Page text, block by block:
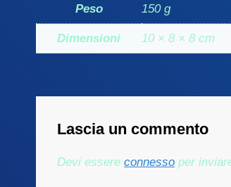
Peso 150 g
Dimensioni 10 × 8 × 8 cm
Lascia un commento
Devi essere connesso per